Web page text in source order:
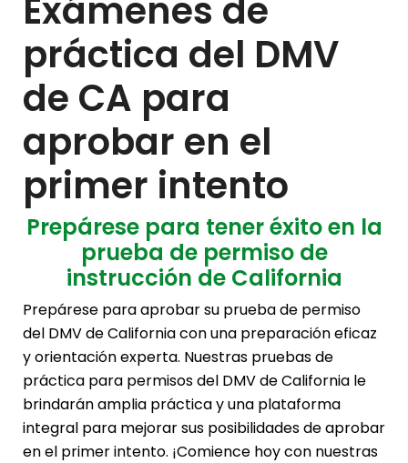
Exámenes de
práctica del DMV
de CA para
aprobar en el
primer intento
Prepárese para tener éxito en la
prueba de permiso de
instrucción de California
Prepárese para aprobar su prueba de permiso
del DMV de California con una preparación eficaz
y orientación experta. Nuestras pruebas de
práctica para permisos del DMV de California le
brindarán amplia práctica y una plataforma
integral para mejorar sus posibilidades de aprobar
en el primer intento. ¡Comience hoy con nuestras